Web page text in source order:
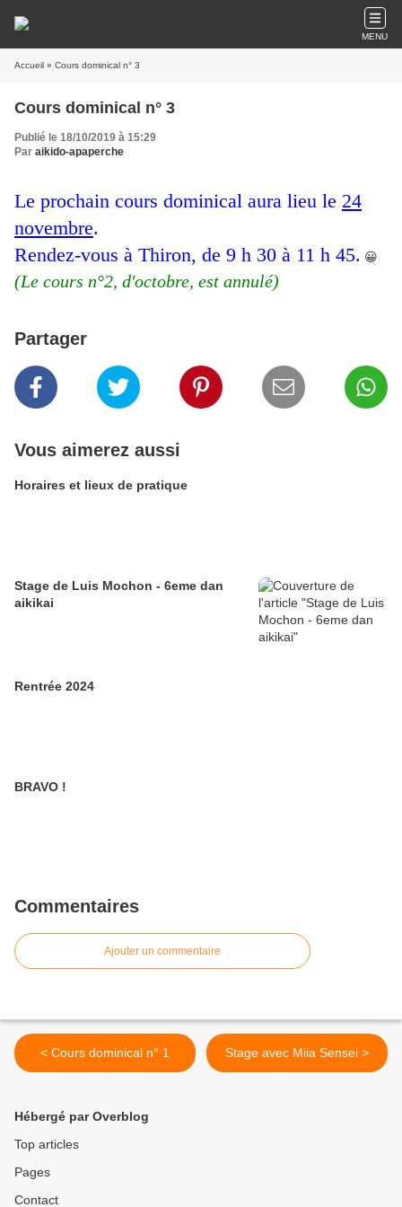
MENU
Accueil » Cours dominical n° 3
Cours dominical n° 3
Publié le 18/10/2019 à 15:29
Par aikido-apaperche
Le prochain cours dominical aura lieu le 24
novembre.
Rendez-vous à Thiron, de 9 h 30 à 11 h 45. 😀
(Le cours n°2, d'octobre, est annulé)
Partager
Vous aimerez aussi
Horaires et lieux de pratique
Stage de Luis Mochon - 6eme dan
aikikai
Rentrée 2024
BRAVO !
Commentaires
Ajouter un commentaire
< Cours dominical n° 1 Stage avec Miia Sensei >
Hébergé par Overblog
Top articles
Pages
Contact